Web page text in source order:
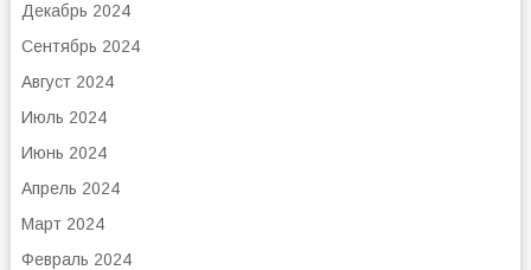
Декабрь 2024
Сентябрь 2024
Август 2024
Июль 2024
Июнь 2024
Апрель 2024
Март 2024
Февраль 2024